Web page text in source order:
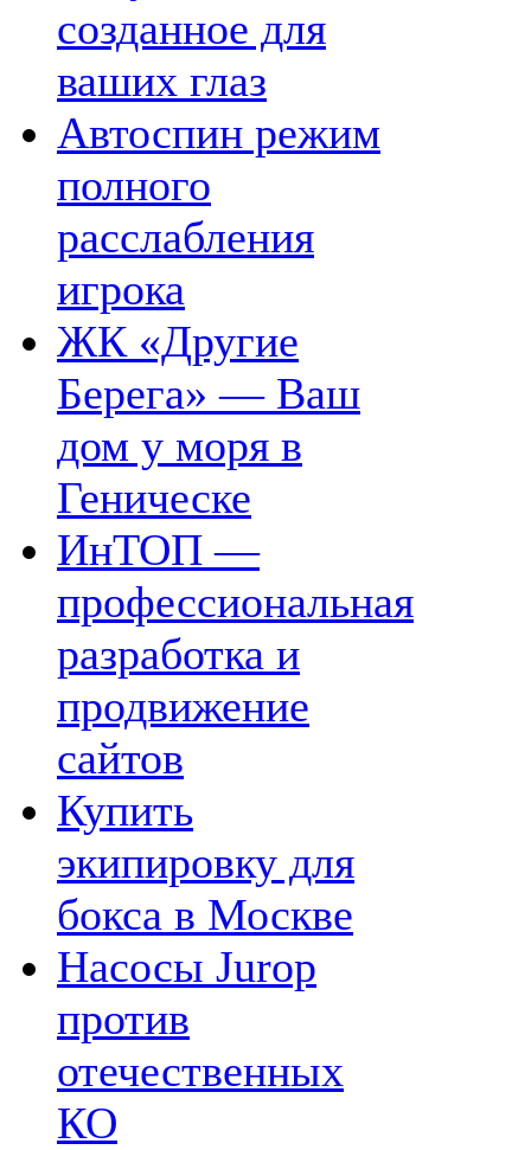
созданное для
ваших глаз
Автоспин режим
полного
расслабления
игрока
ЖК «Другие
Берега» — Ваш
дом у моря в
Геническе
ИнТОП —
профессиональная
разработка и
продвижение
сайтов
Купить
экипировку для
бокса в Москве
Насосы Jurop
против
отечественных
КО